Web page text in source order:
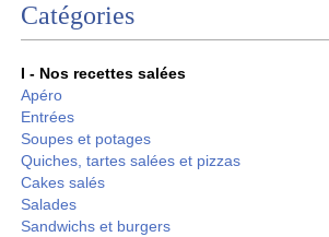
Catégories
I - Nos recettes salées
Apéro
Entrées
Soupes et potages
Quiches, tartes salées et pizzas
Cakes salés
Salades
Sandwichs et burgers